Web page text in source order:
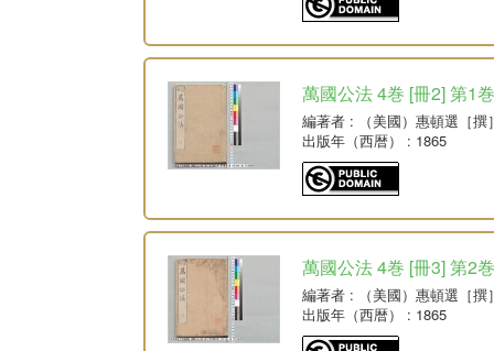
萬國公法 4巻 [冊2] 第1
編著者 : （美國）惠頓選［撰
出版年（西暦）
: 1865
萬國公法 4巻 [冊3] 第2
編著者 : （美國）惠頓選［撰
出版年（西暦）
: 1865